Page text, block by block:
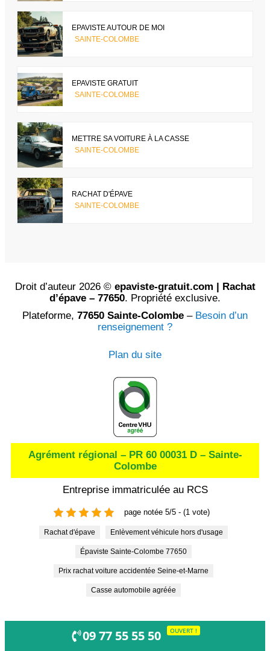
EPAVISTE AUTOUR DE MOI
SAINTE-COLOMBE
EPAVISTE GRATUIT
SAINTE-COLOMBE
METTRE SA VOITURE À LA CASSE
SAINTE-COLOMBE
RACHAT D'ÉPAVE
SAINTE-COLOMBE
Droit d’auteur 2026 © epaviste-gratuit.com | Rachat
d’épave – 77650. Propriété exclusive.
Plateforme, 77650 Sainte-Colombe – Besoin d’un
renseignement ?
Plan du site
Agrément régional – PR 60 00031 D – Sainte-
Colombe
Entreprise immatriculée au RCS
page notée 5/5 - (1 vote)
Rachat d'épave Enlèvement véhicule hors d'usage
Épaviste Sainte-Colombe 77650
Prix rachat voiture accidentée Seine-et-Marne
Casse automobile agréée
09 77 55 55 50 OUVERT !